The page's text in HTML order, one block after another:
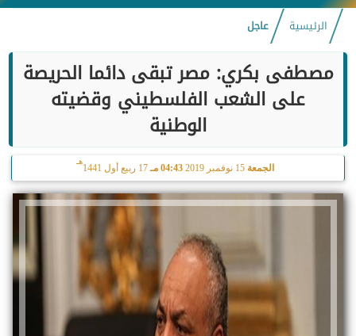
الرئيسية عاجل
مصطفى بكري: مصر تبقى دائما الحريصة
على الشعب الفلسطيني وقضيته
الوطنية
الجمعة 15 نوفمبر 2019 04:43 مـ 17 ربيع أول 1441
هـ